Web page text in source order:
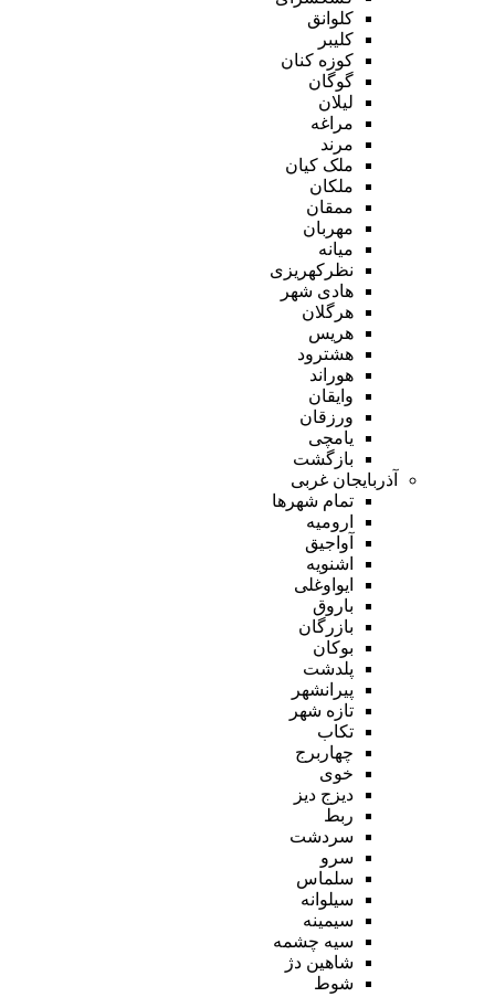
کلوانق
کلیبر
کوزه کنان
گوگان
لیلان
مراغه
مرند
ملک کیان
ملکان
ممقان
مهربان
میانه
نظرکهریزی
هادی شهر
هرگلان
هریس
هشترود
هوراند
وایقان
ورزقان
یامچی
بازگشت
آذربایجان غربی
تمام شهر‌ها
ارومیه
آواجیق
اشنویه
ایواوغلی
باروق
بازرگان
بوکان
پلدشت
پیرانشهر
تازه شهر
تکاب
چهاربرج
خوی
دیزج دیز
ربط
سردشت
سرو
سلماس
سیلوانه
سیمینه
سیه چشمه
شاهین دژ
شوط